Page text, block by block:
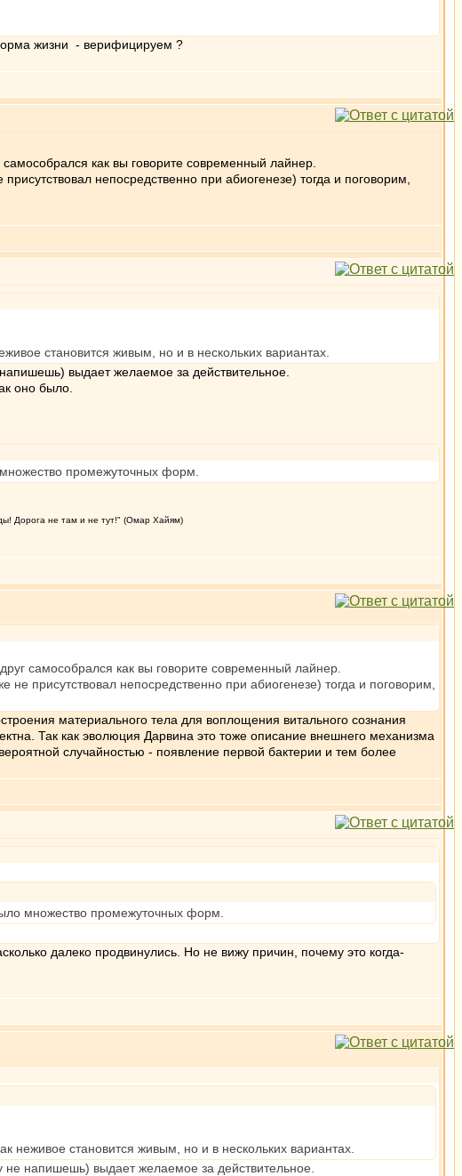
жизни - верифицируем ?
как вы говорите современный лайнер.
непосредственно при абиогенезе) тогда и поговорим,
становится живым, но и в нескольких вариантах.
выдает желаемое за действительное.
оно было.
промежуточных форм.
Дорога не там и не тут!" (Омар Хайям)
самособрался как вы говорите современный лайнер.
не присутствовал непосредственно при абиогенезе) тогда и поговорим,
материального тела для воплощения витального сознания
Так как эволюция Дарвина это тоже описание внешнего механизма
случайностью - появление первой бактерии и тем более
множество промежуточных форм.
далеко продвинулись. Но не вижу причин, почему это когда-
неживое становится живым, но и в нескольких вариантах.
напишешь) выдает желаемое за действительное.